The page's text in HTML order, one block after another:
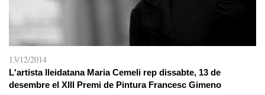
13/12/2014
L'artista lleidatana Maria Cemeli rep dissabte, 13 de
desembre el XIII Premi de Pintura Francesc Gimeno